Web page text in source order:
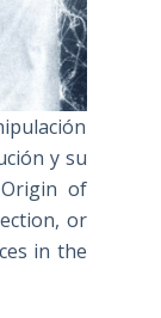
y su
of
or
in the